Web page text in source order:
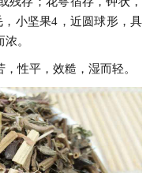
小坚果4，近圆球形，具
。
性平，效糙，湿而轻。